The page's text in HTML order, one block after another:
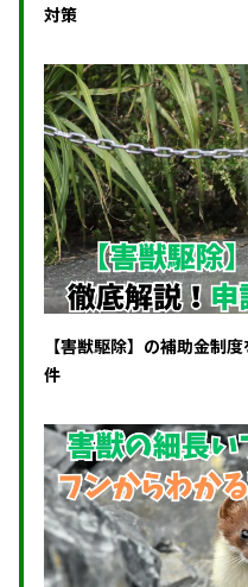
対策
【害獣駆除】の補助金制
件